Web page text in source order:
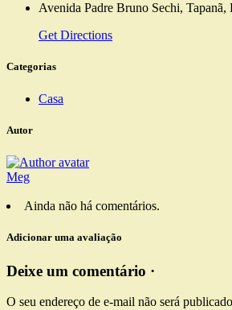
Avenida Padre Bruno Sechi,
Get Directions
Categorias
Casa
Autor
Meg
Ainda não há comentários.
Adicionar uma avaliação
Deixe um comentário ·
O seu endereço de e-mail não será